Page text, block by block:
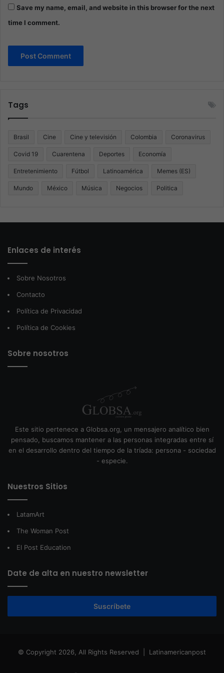
Save my name, email, and website in this browser for the next
time I comment.
Tags
Brasil Cine Cine y televisión Colombia Coronavirus
Covid 19 Cuarentena Deportes Economía
Entretenimiento Fútbol Latinoamérica Memes (ES)
Mundo México Música Negocios Politica
Enlaces de interés
Sobre Nosotros
Contacto
Política de Privacidad
Política de Cookies
Sobre nosotros
Este sitio pertenece a Globsa.org, un mensajero analítico bien
pensado, buscamos mantener a las personas integradas entre sí
en el desarrollo dentro del tiempo de la tríada: persona - sociedad
- especie.
Nuestros Sitios
LatamArt
The Woman Post
El Post Education
Date de alta en nuestro newsletter
Suscríbete
© Copyright 2026, All Rights Reserved | Latinamericanpost